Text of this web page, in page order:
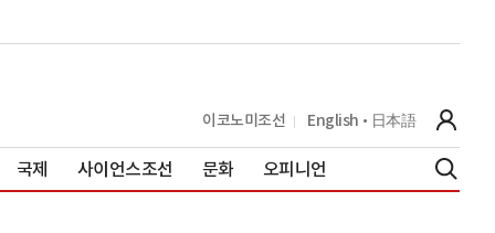
이코노미조선 English 日本語
국제 사이언스조선 문화 오피니언